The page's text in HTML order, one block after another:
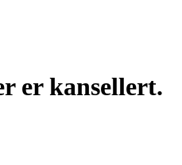
er kansellert.